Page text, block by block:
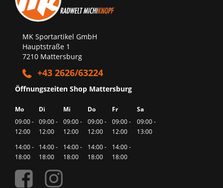
MK Sportartikel GmbH
Hauptstraße 1
7210 Mattersburg
+43 2626/63224
Öffnungszeiten Shop Mattersburg
Mo Di Mi Do Fr
Sa
09:00 -
12:00
09:00 -
12:00
09:00 -
12:00
09:00 -
12:00
09:00 -
12:00
09:00 -
13:00
14:00 -
18:00
14:00 -
18:00
14:00 -
18:00
14:00 -
18:00
14:00 -
18:00